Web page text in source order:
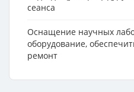
сеанса
Оснащение научных
оборудование,
ремонт